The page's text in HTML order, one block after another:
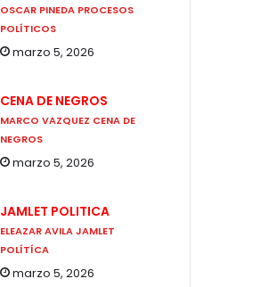
OSCAR PINEDA PROCESOS
POLÍTICOS
marzo 5, 2026
CENA DE NEGROS
MARCO VAZQUEZ CENA DE
NEGROS
marzo 5, 2026
JAMLET POLITICA
ELEAZAR AVILA JAMLET
POLÍTÍCA
marzo 5, 2026